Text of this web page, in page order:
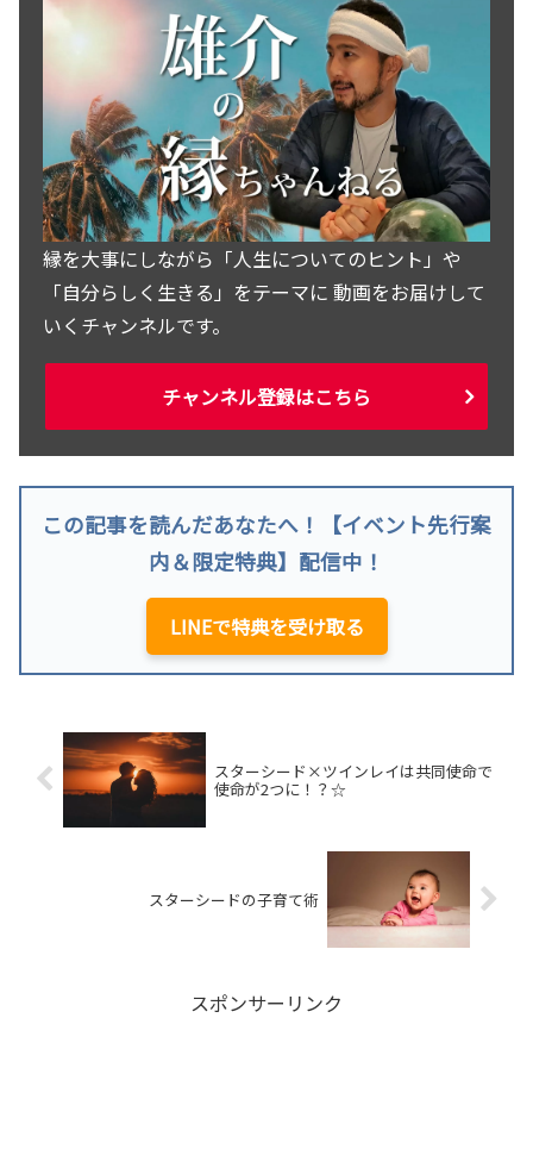
縁を大事にしながら「人生についてのヒント」や
「自分らしく生きる」をテーマに 動画をお届けして
いくチャンネルです。
チャンネル登録はこちら
この記事を読んだあなたへ！【イベント先行案
内＆限定特典】配信中！
LINEで特典を受け取る
スターシード×ツインレイは共同使命で
使命が2つに！？☆
スターシードの子育て術
スポンサーリンク